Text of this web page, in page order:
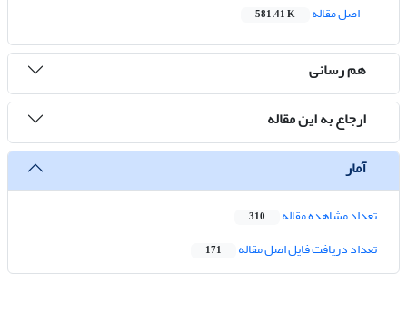
اصل مقاله
581.41 K
هم رسانی
ارجاع به این مقاله
آمار
تعداد مشاهده مقاله 310
تعداد دریافت فایل اصل مقاله 171